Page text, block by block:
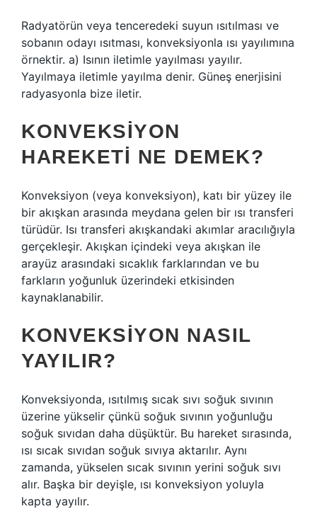
Radyatörün veya tenceredeki suyun ısıtılması ve
sobanın odayı ısıtması, konveksiyonla ısı yayılımına
örnektir. a) Isının iletimle yayılması yayılır.
Yayılmaya iletimle yayılma denir. Güneş enerjisini
radyasyonla bize iletir.
KONVEKSIYON
HAREKETI NE DEMEK?
Konveksiyon (veya konveksiyon), katı bir yüzey ile
bir akışkan arasında meydana gelen bir ısı transferi
türüdür. Isı transferi akışkandaki akımlar aracılığıyla
gerçekleşir. Akışkan içindeki veya akışkan ile
arayüz arasındaki sıcaklık farklarından ve bu
farkların yoğunluk üzerindeki etkisinden
kaynaklanabilir.
KONVEKSIYON NASIL
YAYILIR?
Konveksiyonda, ısıtılmış sıcak sıvı soğuk sıvının
üzerine yükselir çünkü soğuk sıvının yoğunluğu
soğuk sıvıdan daha düşüktür. Bu hareket sırasında,
ısı sıcak sıvıdan soğuk sıvıya aktarılır. Aynı
zamanda, yükselen sıcak sıvının yerini soğuk sıvı
alır. Başka bir deyişle, ısı konveksiyon yoluyla
kapta yayılır.